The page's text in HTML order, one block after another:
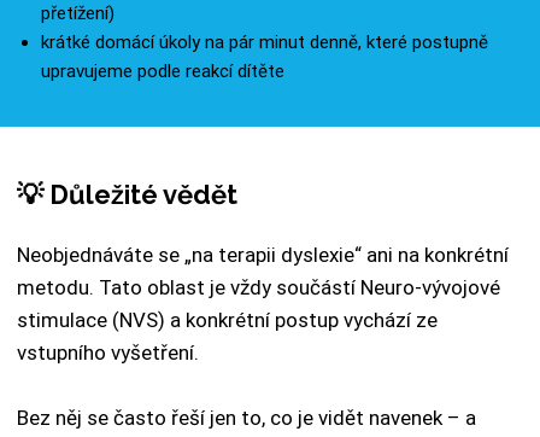
přetížení)
krátké domácí úkoly na pár minut denně, které postupně
upravujeme podle reakcí dítěte
💡 Důležité vědět
Neobjednáváte se „na terapii dyslexie“ ani na konkrétní
metodu. Tato oblast je vždy součástí Neuro-vývojové
stimulace (NVS) a konkrétní postup vychází ze
vstupního vyšetření.
Bez něj se často řeší jen to, co je vidět navenek – a